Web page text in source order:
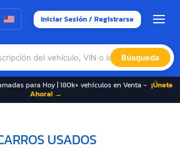
Iniciar Sesión / Registrarse
Búsqueda
para Hoy | 180k+ vehículos en Venta - ¡Únete
Ahora! →
USADOS